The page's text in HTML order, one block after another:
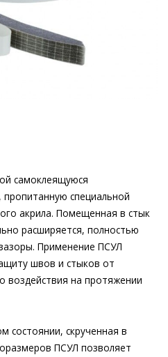
самоклеящуюся
специальной
акрила. Помещенная в стык
расширяется, полностью
Применение ПСУЛ
швов и стыков от
воздействия на протяжении
состоянии, скрученная в
ПСУЛ позволяет